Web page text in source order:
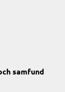
samfund